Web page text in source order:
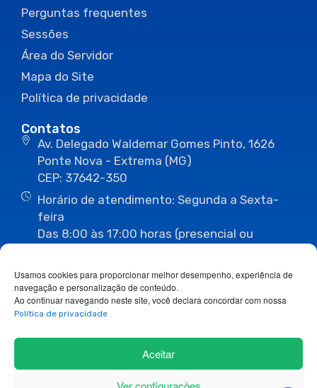
Usamos cookies para proporcionar melhor desempenho, experiência de
navegação e personalização de conteúdo.
Ao continuar navegando neste site, você declara concordar com nossa
Política de privacidade
Aceitar
Perguntas frequentes
Sessões
Área do Servidor
Mapa do Site
Política de privacidade
Contatos
Av. Delegado Waldemar Gomes Pinto, 1626
Ponte Nova - Extrema (MG)
CEP: 37642-350
Horário de atendimento: Segunda a Sexta-
feira
Das 8:00 às 17:00 horas (presencial ou
(35) 3435-1112 (35) 3435-3063
ouvidoria@camaraextrema.mg.gov.br
imprensa@camaraextrema.mg.gov.br
Siga-nos: